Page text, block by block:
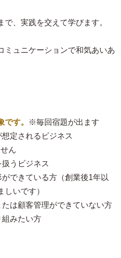
、実践を交えて学びます。
ミュニケーションで和気あいあ
です。
※毎回宿題が出ます
定されるビジネス
ん
うビジネス
できている方（創業後1年以
しいです）
は顧客管理ができていない方
みたい方